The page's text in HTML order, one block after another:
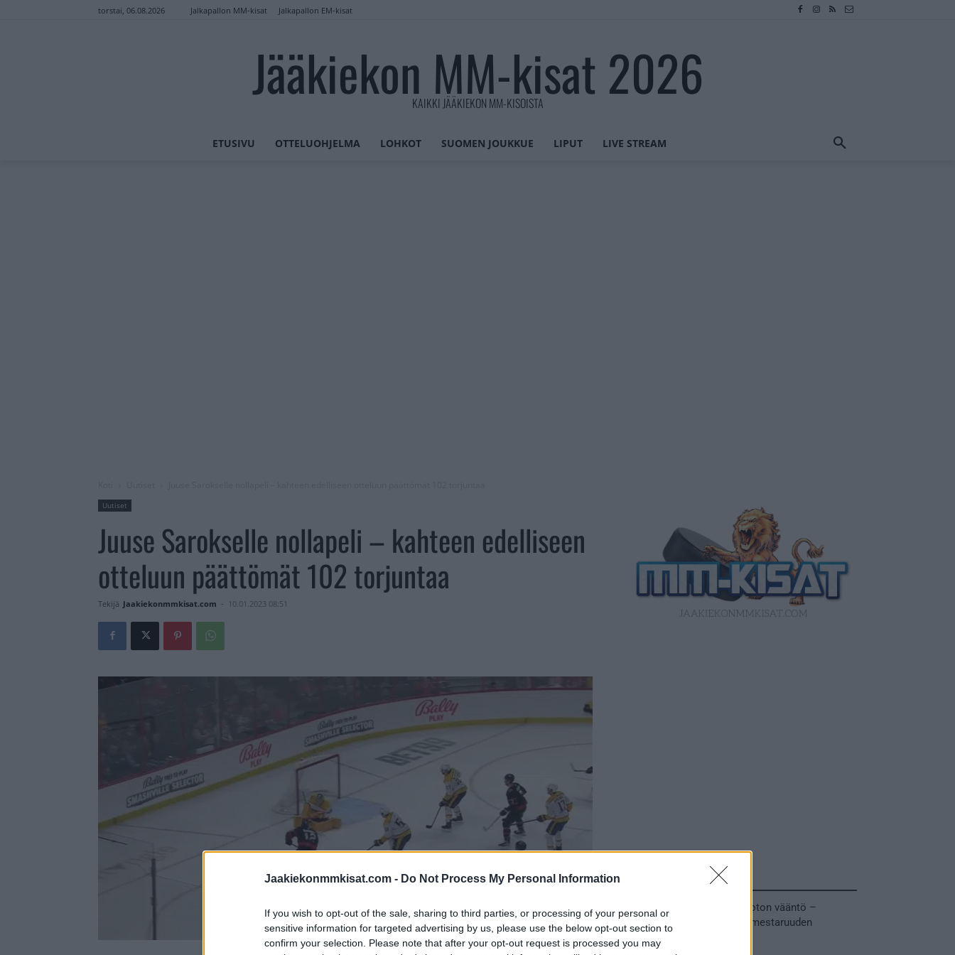
Jaakiekonmmkisat.com - Do Not Process My Personal Information
If you wish to opt-out of the sale, sharing to third parties, or processing of your personal or
sensitive information for targeted advertising by us, please use the below opt-out section to
confirm your selection. Please note that after your opt-out request is processed you may
torstai, 06.08.2026 Jalkapallon MM-kisat Jalkapallon EM-kisat
Jääkiekon MM-kisat 2026
KAIKKI JÄÄKIEKON MM-KISOISTA
ETUSIVU OTTELUOHJELMA LOHKOT SUOMEN JOUKKUE LIPUT LIVE STREAM
Uutiset
Juuse Sarokselle nollapeli – kahteen edelliseen
otteluun päättömät 102 torjuntaa
Tekijä Jaakiekonmmkisat.com - 10.01.2023 08:51
Tuoreimmat uutiset
MM-kullasta käytiin armoton vääntö –
Leijonat voitti maailmanmestaruuden